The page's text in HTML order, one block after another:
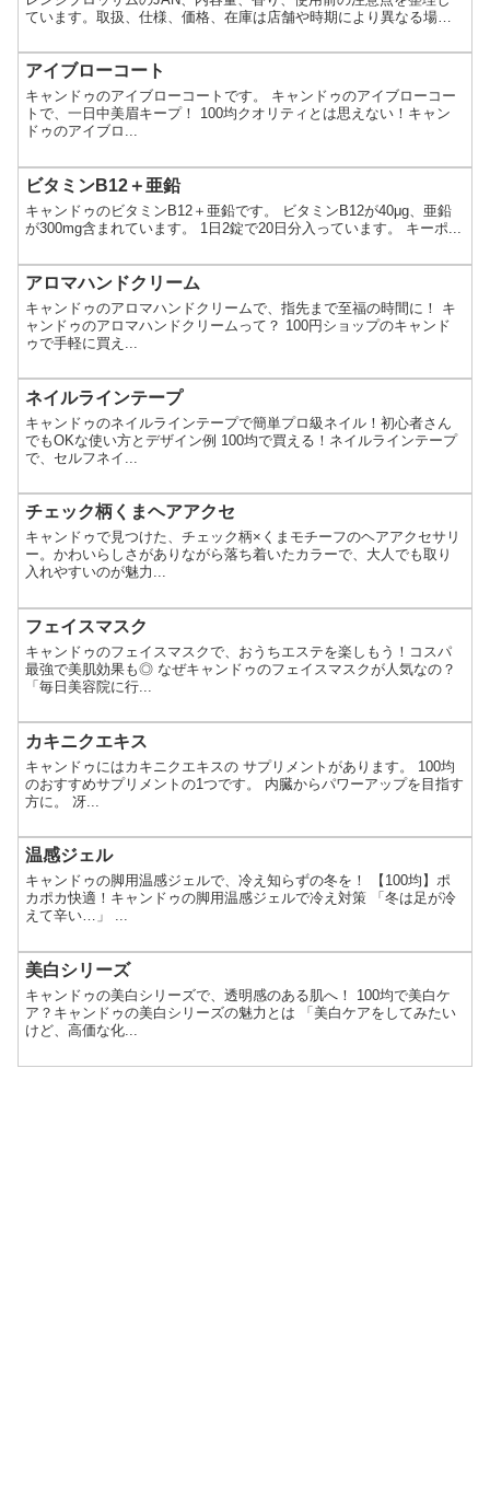
ています。取扱、仕様、価格、在庫は店舗や時期により異なる場合
アイブローコート
キャンドゥのアイブローコートです。 キャンドゥのアイブローコー
トで、一日中美眉キープ！ 100均クオリティとは思えない！キャン
ドゥのアイブロ...
ビタミンB12＋亜鉛
キャンドゥのビタミンB12＋亜鉛です。 ビタミンB12が40μg、亜鉛
が300mg含まれています。 1日2錠で20日分入っています。 キーポ...
アロマハンドクリーム
キャンドゥのアロマハンドクリームで、指先まで至福の時間に！ キ
ャンドゥのアロマハンドクリームって？ 100円ショップのキャンド
ゥで手軽に買え...
ネイルラインテープ
キャンドゥのネイルラインテープで簡単プロ級ネイル！初心者さん
でもOKな使い方とデザイン例 100均で買える！ネイルラインテープ
で、セルフネイ...
チェック柄くまヘアアクセ
キャンドゥで見つけた、チェック柄×くまモチーフのヘアアクセサリ
ー。かわいらしさがありながら落ち着いたカラーで、大人でも取り
入れやすいのが魅力...
フェイスマスク
キャンドゥのフェイスマスクで、おうちエステを楽しもう！コスパ
最強で美肌効果も◎ なぜキャンドゥのフェイスマスクが人気なの？
「毎日美容院に行...
カキニクエキス
キャンドゥにはカキニクエキスの サプリメントがあります。 100均
のおすすめサプリメントの1つです。 内臓からパワーアップを目指す
方に。 冴...
温感ジェル
キャンドゥの脚用温感ジェルで、冷え知らずの冬を！ 【100均】ポ
カポカ快適！キャンドゥの脚用温感ジェルで冷え対策 「冬は足が冷
えて辛い…」 ...
美白シリーズ
キャンドゥの美白シリーズで、透明感のある肌へ！ 100均で美白ケ
ア？キャンドゥの美白シリーズの魅力とは 「美白ケアをしてみたい
けど、高価な化...